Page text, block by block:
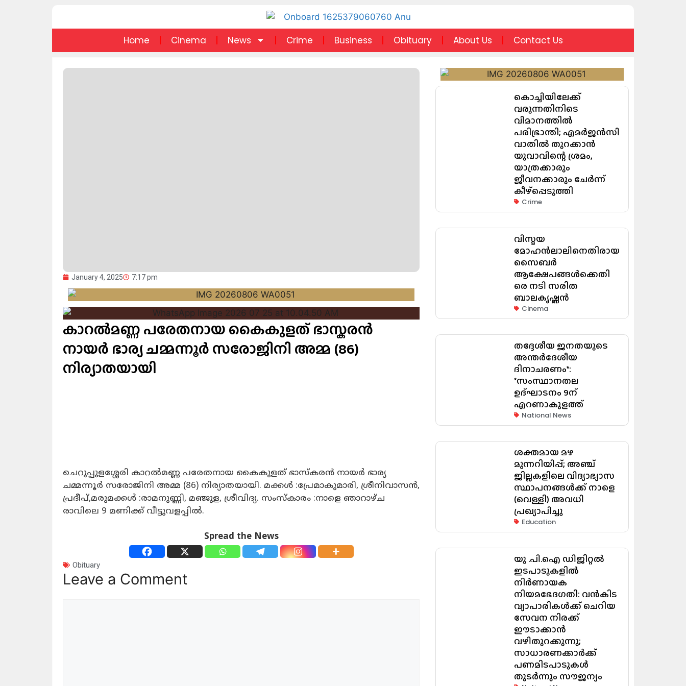
Home Cinema News Crime Business Obituary About Us Contact Us
January 4, 2025 7:17 pm
കാറൽമണ്ണ പരേതനായ കൈകുളത് ഭാസ്കരൻ
നായർ ഭാര്യ ചമ്മന്നൂർ സരോജിനി അമ്മ (86)
നിര്യാതയായി
ചെറുപ്പുളശ്ശേരി കാറൽമണ്ണ പരേതനായ കൈകുളത് ഭാസ്കരൻ നായർ ഭാര്യ
ചമ്മന്നൂർ സരോജിനി അമ്മ (86) നിര്യാതയായി. മക്കൾ :പ്രേമാകുമാരി, ശ്രീനിവാസൻ,
പ്രദീപ്‌,മരുമക്കൾ :രാമനുണ്ണി, മഞ്ജുള, ശ്രീവിദ്യ. സംസ്കാരം :നാളെ ഞാറാഴ്ച
രാവിലെ 9 മണിക്ക് വീട്ടുവളപ്പിൽ.
Spread the News
Obituary
Leave a Comment
കൊച്ചിയിലേക്ക്
വരുന്നതിനിടെ
വിമാനത്തിൽ
പരിഭ്രാന്തി; എമർജൻസി
വാതിൽ തുറക്കാൻ
യുവാവിന്റെ ശ്രമം,
യാത്രക്കാരും
ജീവനക്കാരും ചേർന്ന്
കീഴ്പ്പെടുത്തി
Crime
വിസ്മയ
മോഹൻലാലിനെതിരായ
സൈബർ
ആക്ഷേപങ്ങൾക്കെതി
രെ നടി സരിത
ബാലകൃഷ്ണൻ
Cinema
തദ്ദേശീയ ജനതയുടെ
അന്തർദേശീയ
ദിനാചരണം*:
*സംസ്ഥാനതല
ഉദ്ഘാടനം 9ന്
എറണാകുളത്ത്
National News
ശക്തമായ മഴ
മുന്നറിയിപ്പ്; അഞ്ച്
ജില്ലകളിലെ വിദ്യാഭ്യാസ
സ്ഥാപനങ്ങൾക്ക് നാളെ
(വെള്ളി) അവധി
പ്രഖ്യാപിച്ചു
Education
യു .പി.ഐ ഡിജിറ്റൽ
ഇടപാടുകളിൽ
നിർണായക
നിയമഭേദഗതി: വൻകിട
വ്യാപാരികൾക്ക് ചെറിയ
സേവന നിരക്ക്
ഈടാക്കാൻ
വഴിതുറക്കുന്നു;
സാധാരണക്കാർക്ക്
പണമിടപാടുകൾ
തുടർന്നും സൗജന്യം